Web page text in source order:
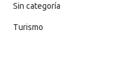
Sin categoría
Turismo